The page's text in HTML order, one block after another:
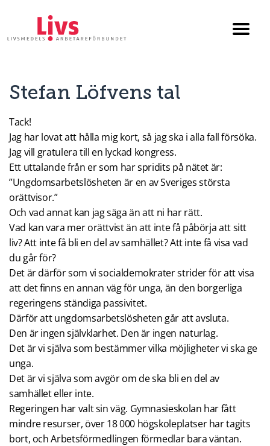
Stefan Löfvens tal
Tack!
Jag har lovat att hålla mig kort, så jag ska i alla fall försöka.
Jag vill gratulera till en lyckad kongress.
Ett uttalande från er som har spridits på nätet är:
”Ungdomsarbetslösheten är en av Sveriges största
orättvisor.”
Och vad annat kan jag säga än att ni har rätt.
Vad kan vara mer orättvist än att inte få påbörja att sitt
liv? Att inte få bli en del av samhället? Att inte få visa vad
du går för?
Det är därför som vi socialdemokrater strider för att visa
att det finns en annan väg för unga, än den borgerliga
regeringens ständiga passivitet.
Därför att ungdomsarbetslösheten går att avsluta.
Den är ingen självklarhet. Den är ingen naturlag.
Det är vi själva som bestämmer vilka möjligheter vi ska ge
unga.
Det är vi själva som avgör om de ska bli en del av
samhället eller inte.
Regeringen har valt sin väg. Gymnasieskolan har fått
mindre resurser, över 18 000 högskoleplatser har tagits
bort, och Arbetsförmedlingen förmedlar bara väntan.